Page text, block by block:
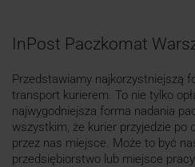
InPost Paczkomat
Przedstawiamy najkorzystniejszą
transport kurierem. To nie tylko
najwygodniejsza forma nadania
wszystkim, że kurier przyjedzie po
przez nas miejsce. Może to być
przedsiębiorstwo lub miejsce